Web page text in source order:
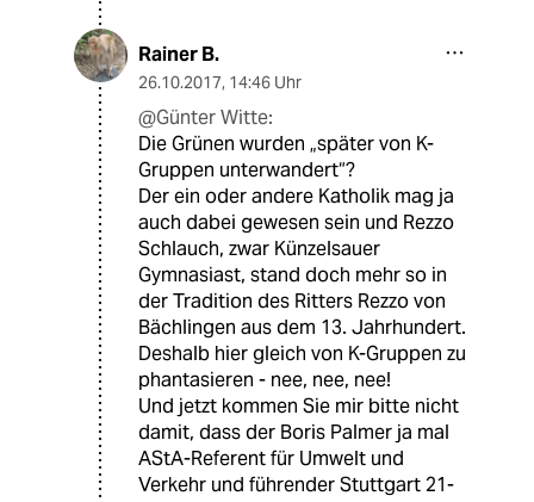
Rainer B.
26.10.2017, 14:46 Uhr
@Günter Witte:
Die Grünen wurden „später von K-
Gruppen unterwandert“?
Der ein oder andere Katholik mag ja
auch dabei gewesen sein und Rezzo
Schlauch, zwar Künzelsauer
Gymnasiast, stand doch mehr so in
der Tradition des Ritters Rezzo von
Bächlingen aus dem 13. Jahrhundert.
Deshalb hier gleich von K-Gruppen zu
phantasieren - nee, nee, nee!
Und jetzt kommen Sie mir bitte nicht
damit, dass der Boris Palmer ja mal
AStA-Referent für Umwelt und
Verkehr und führender Stuttgart 21-